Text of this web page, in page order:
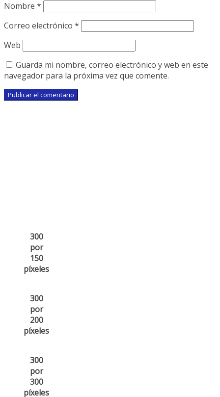
Nombre *
Correo electrónico *
Web
Guarda mi nombre, correo electrónico y web en este
navegador para la próxima vez que comente.
300
por
150
píxeles
300
por
200
píxeles
300
por
300
píxeles